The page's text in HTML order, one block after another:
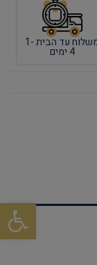
פתח
משלוח עד הבית 1-
4 ימים